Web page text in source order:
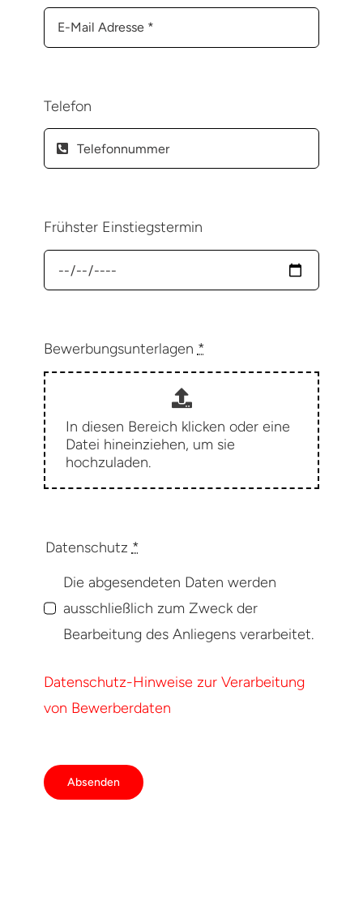
Telefon
Frühster Einstiegstermin
Bewerbungsunterlagen *
In diesen Bereich klicken oder eine
Datei hineinziehen, um sie
hochzuladen.
Datenschutz *
Die abgesendeten Daten werden
ausschließlich zum Zweck der
Bearbeitung des Anliegens verarbeitet.
Datenschutz-Hinweise zur Verarbeitung
von Bewerberdaten
Absenden